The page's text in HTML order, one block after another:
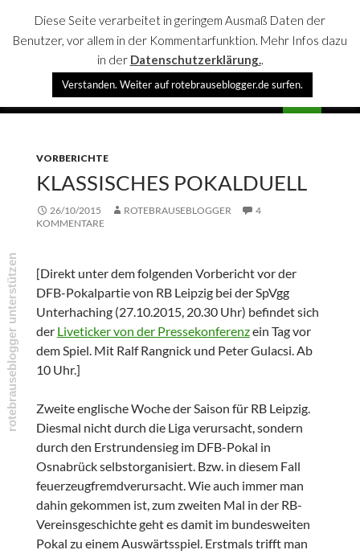
rotebrauseblogger
SPRINGE
VORBERICHTE
KLASSISCHES POKALDUELL
26/10/2015 ROTEBRAUSEBLOGGER
4
KOMMENTARE
[Direkt unter dem folgenden Vorbericht vor der
DFB-Pokalpartie von RB Leipzig bei der SpVgg
Unterhaching (27.10.2015, 20.30 Uhr) befindet sich
der Liveticker von der Pressekonferenzein Tag vor
dem Spiel. Mit Ralf Rangnick und Peter Gulacsi. Ab
10 Uhr.]
Zweite englische Woche der Saison für RB Leipzig.
Diesmal nicht durch die Liga verursacht, sondern
durch den Erstrundensieg im DFB-Pokal in
Osnabrück selbstorganisiert. Bzw. in diesem Fall
feuerzeugfremdverursacht. Wie auch immer man
dahin gekommen ist, zum zweiten Mal in der RB-
Vereinsgeschichte geht es damit im bundesweiten
Pokal zu einem Auswärtsspiel. Erstmals trifft man
Diese Seite verarbeitet in geringem Ausmaß Daten der
Benutzer, vor allem in der Kommentarfunktion. Mehr Infos dazu
in der Datenschutzerklärung..
Verstanden. Weiter auf rotebrauseblogger.de surfen.
rotebrauseblogger unterstützen